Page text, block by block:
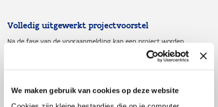
We maken gebruik van cookies op deze website
Volledig uitgewerkt projectvoorstel
Na de fase van de vooraanmelding kan een project worden
. De deadline voor indiening van de
. Je hoeft de deadlines niet
Om jou doorheen het indieningsproces te loodsen kan je gebruik